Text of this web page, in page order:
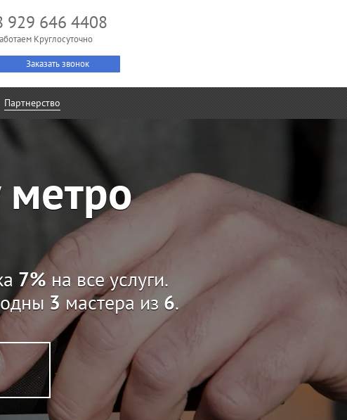
929 646 4408
Круглосуточно
Заказать звонок
Партнерство
7% на все услуги.
3 мастера из 6.